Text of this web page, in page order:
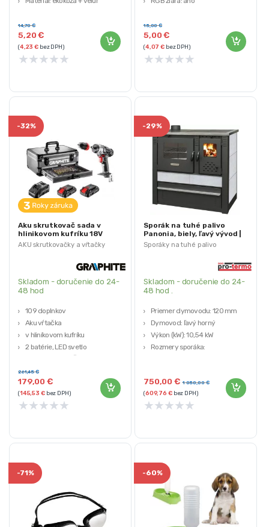
5,20€
14,70€
(4,23€ bez DPH)
★★★★★
5,00€
15,00€
(4,07€ bez DPH)
★★★★★
AKU skrutkovačky a vŕtačky
-32%
Aku skrutkovač sada v
hlinikovom kufríku 18V
2x2Ah 109ks | 58G022-PS15
Skladom - doručenie do 24-
48 hod
109 doplnkov
Aku vŕtačka
v hliníkovom kufríku
2 batérie, LED svetlo
179,00€
261,45€
(145,53 €bez DPH)
★★★★★
Sporáky na tuhé palivo
-29%
Sporák na tuhé palivo
Panonia, biely, ľavý vývod |
2211596
Skladom - doručenie do 24-
48 hod .
Priemer dymovodu: 120 mm
Dymovod: ľavý horný
Výkon (kW): 10,54 kW
Rozmery sporáka:
750,00€ 1 050,00€
(609,76 €bez DPH)
★★★★★
-71% -60%